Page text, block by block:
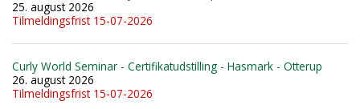
25. august 2026
Tilmeldingsfrist 15-07-2026
Curly World Seminar - Certifikatudstilling - Hasmark - Otterup
26. august 2026
Tilmeldingsfrist 15-07-2026